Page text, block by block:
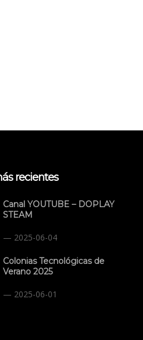
recientes
Canal YOUTUBE – DOPLAY
STEAM
2025-06-04
Colonias Tecnológicas de
Verano 2025
2025-06-01